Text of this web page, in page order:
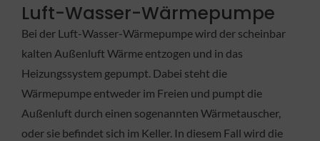
Luft-Wasser-Wärmepumpe
Bei der Luft-Wasser-Wärmepumpe wird der scheinbar
kalten Außenluft Wärme entzogen und in das
Heizungssystem gepumpt. Dabei steht die
Wärmepumpe entweder im Freien und pumpt die
Außenluft durch einen sogenannten Wärmetauscher,
oder sie befindet sich im Keller. In diesem Fall wird die